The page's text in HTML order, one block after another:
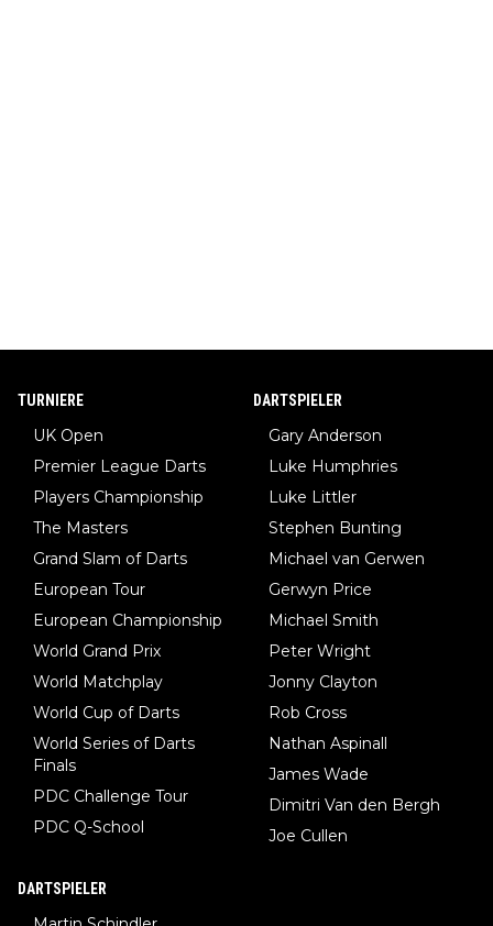
TURNIERE
UK Open
Premier League Darts
Players Championship
The Masters
Grand Slam of Darts
European Tour
European Championship
World Grand Prix
World Matchplay
World Cup of Darts
World Series of Darts
Finals
PDC Challenge Tour
PDC Q-School
DARTSPIELER
Gary Anderson
Luke Humphries
Luke Littler
Stephen Bunting
Michael van Gerwen
Gerwyn Price
Michael Smith
Peter Wright
Jonny Clayton
Rob Cross
Nathan Aspinall
James Wade
Dimitri Van den Bergh
Joe Cullen
DARTSPIELER